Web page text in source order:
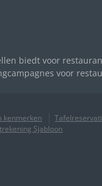
biedt voor
voor
kenmerken
Sjabloon